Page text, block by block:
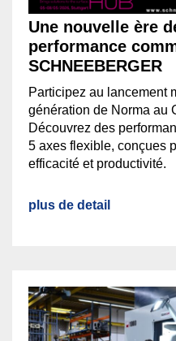
Une nouvelle ère
performance
SCHNEEBERGER
Participez au lancement
génération de Norma au
Découvrez des
5 axes flexible, conçues
efficacité et productivité.
plus de detail